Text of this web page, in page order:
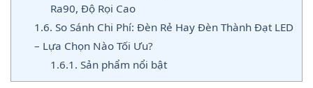
Ra90, Độ Rọi Cao
1.6. So Sánh Chi Phí: Đèn Rẻ Hay Đèn Thành Đạt LED
– Lựa Chọn Nào Tối Ưu?
1.6.1. Sản phẩm nổi bật